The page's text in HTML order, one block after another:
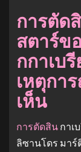
การตัด
สตาร์ข
กกาเบ
เหตุกา
เห็น
การตัดสิน กาเ
ลิซานโดร มาร์